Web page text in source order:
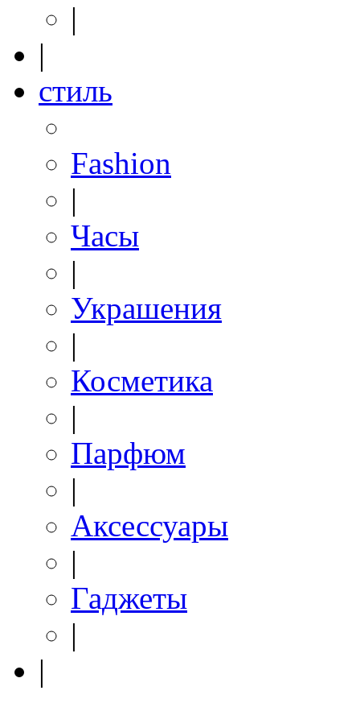
|
|
стиль
Fashion
|
Часы
|
Украшения
|
Косметика
|
Парфюм
|
Аксессуары
|
Гаджеты
|
|